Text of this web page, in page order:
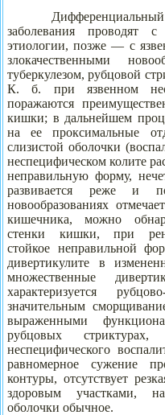
Дифференциальный
заболевания проводят
этиологии, позже — с
злокачественными
туберкулезом, рубцовой
К. б. при язвенном
поражаются
кишки; в дальнейшем
на ее проксимальные
слизистой оболочки
неспецифическом колите
неправильную форму,
развивается реже и
новообразованиях
кишечника, можно
стенки кишки, при
стойкое неправильной
дивертикулите в
множественные
характеризуется
значительным
выраженными
рубцовых
неспецифического
равномерное сужение
контуры, отсутствует
здоровым участками,
оболочки обычное.